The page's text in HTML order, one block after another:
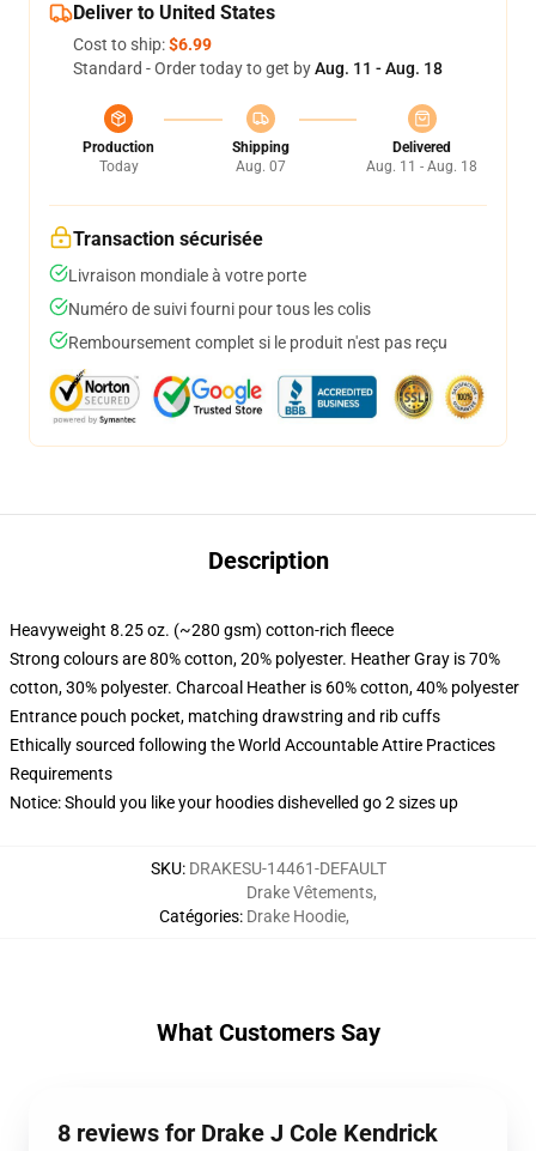
Deliver to United States
Cost to ship:$6.99
Standard - Order today to get byAug. 11 - Aug. 18
Production
Today
Shipping
Aug. 07
Delivered
Aug. 11 - Aug. 18
Transaction sécurisée
Livraison mondiale à votre porte
Numéro de suivi fourni pour tous les colis
Remboursement complet si le produit n'est pas reçu
Description
Heavyweight 8.25 oz. (~280 gsm) cotton-rich fleece
Strong colours are 80% cotton, 20% polyester. Heather Gray is 70%
cotton, 30% polyester. Charcoal Heather is 60% cotton, 40% polyester
Entrance pouch pocket, matching drawstring and rib cuffs
Ethically sourced following the World Accountable Attire Practices
Requirements
Notice: Should you like your hoodies dishevelled go 2 sizes up
SKU: DRAKESU-14461-DEFAULT
Catégories:
Drake Vêtements,
Drake Hoodie,
What Customers Say
8 reviews for Drake J Cole Kendrick